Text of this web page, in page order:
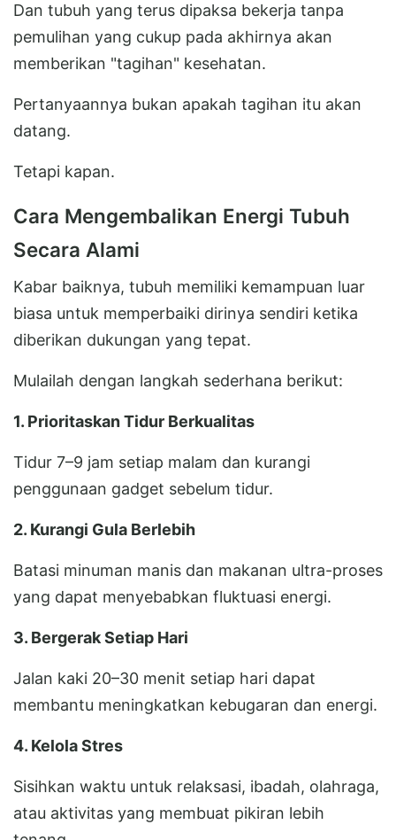
Dan tubuh yang terus dipaksa bekerja tanpa
pemulihan yang cukup pada akhirnya akan
memberikan "tagihan" kesehatan.
Pertanyaannya bukan apakah tagihan itu akan
datang.
Tetapi kapan.
Cara Mengembalikan Energi Tubuh
Secara Alami
Kabar baiknya, tubuh memiliki kemampuan luar
biasa untuk memperbaiki dirinya sendiri ketika
diberikan dukungan yang tepat.
Mulailah dengan langkah sederhana berikut:
1. Prioritaskan Tidur Berkualitas
Tidur 7–9 jam setiap malam dan kurangi
penggunaan gadget sebelum tidur.
2. Kurangi Gula Berlebih
Batasi minuman manis dan makanan ultra-proses
yang dapat menyebabkan fluktuasi energi.
3. Bergerak Setiap Hari
Jalan kaki 20–30 menit setiap hari dapat
membantu meningkatkan kebugaran dan energi.
4. Kelola Stres
Sisihkan waktu untuk relaksasi, ibadah, olahraga,
atau aktivitas yang membuat pikiran lebih